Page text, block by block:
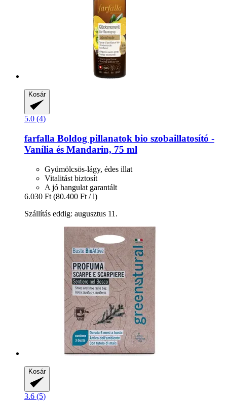
Kosár
5.0 (4)
farfalla Boldog pillanatok bio szobaillatosító -​
Vanília és Mandarin, 75 ml
Gyümölcsös-lágy, édes illat
Vitalitást biztosít
A jó hangulat garantált
6.030 Ft (80.400 Ft / l)
Szállítás eddig: augusztus 11.
Kosár
3.6 (5)